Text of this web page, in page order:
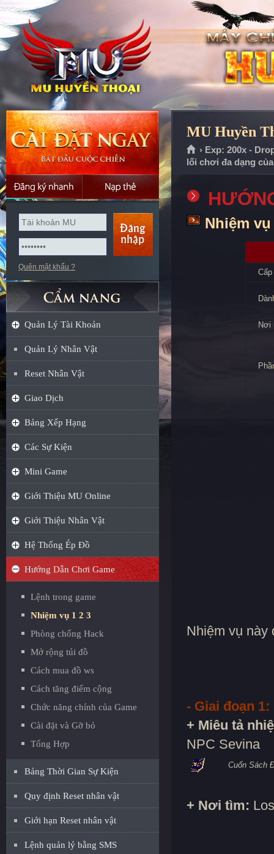
Quên mật khẩu ?
Quản Lý Tài Khoản
Quản Lý Nhân Vật
Reset Nhân Vật
Giao Dịch
Bảng Xếp Hạng
Các Sự Kiện
Mini Game
Giới Thiệu MU Online
Giới Thiệu Nhân Vật
Hệ Thống Ép Đồ
Hướng Dẫn Chơi Game
Lệnh trong game
Nhiệm vụ 1 2 3
Phòng chống Hack
Mở rộng túi đồ
Cách mua đồ ws
Cách tăng điểm cộng
Chức năng chính của Game
Cài đặt và Gỡ bỏ
Tổng Hợp
Bảng Thời Gian Sự Kiện
Quy định Reset nhân vật
Giới hạn Reset nhân vật
Lệnh quản lý bằng SMS
MU Huyền
› Exp: 200x -
lối chơi đa dạng
Nhiệm
Nơi
Nhiệm vụ này
- Giai đoạn 1:
+ Miêu tả
NPC Sevina
Cuốn Sách
+ Nơi tìm: